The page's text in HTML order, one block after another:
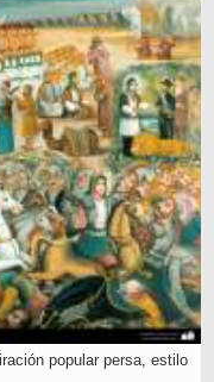
popular persa, estilo